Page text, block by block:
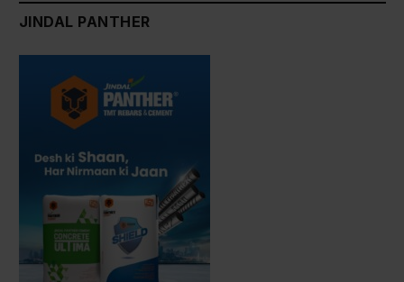
JINDAL PANTHER